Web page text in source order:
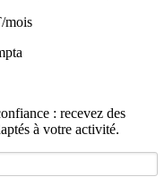
mois
: recevez des
à votre activité.